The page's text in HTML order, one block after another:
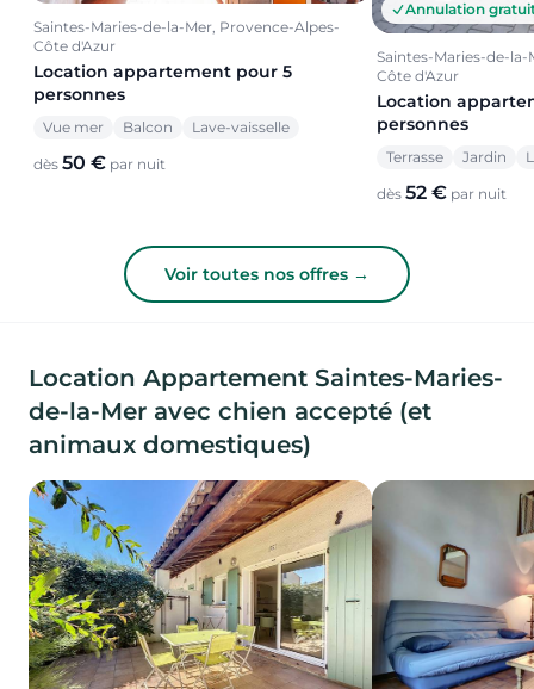
Saintes-Maries-de-la-Mer, Provence-Alpes-
Côte d'Azur
Location appartement pour 5
personnes
Vue mer Balcon Lave-vaisselle
dès 50 € par nuit
Annulation
Saintes-Maries-de-
Côte d'Azur
Location
personnes
Terrasse Jardin
dès 52 € par nuit
Voir toutes nos offres →
Location Appartement Saintes-Maries-
de-la-Mer avec chien accepté (et
animaux domestiques)